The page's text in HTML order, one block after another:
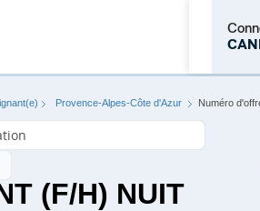
Provence-Alpes-Côte d'Azur Numéro
(F/H) NUIT